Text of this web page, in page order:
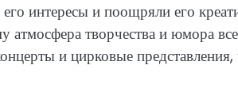
интересы и поощряли его
атмосфера творчества и юмора
и цирковые